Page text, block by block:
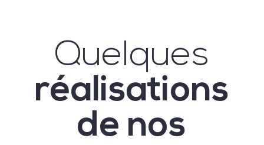
Quelques
réalisations
de nos